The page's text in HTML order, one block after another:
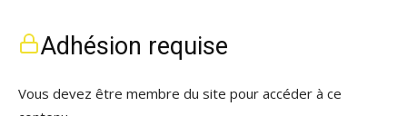
Adhésion requise
Vous devez être membre du site pour accéder à ce